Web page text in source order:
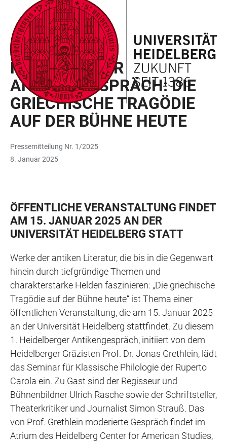
LINKS
ZUR
BARRIEREFREIHEIT
ZUM
HAUPTINHALT
HAUPTNAVIGATION
ÖFFNEN
WEBSEITENSUCHE
ÖFFNEN
VERANSTALTUNG
HEIDELBERGER
ANTIKENGESPRÄCH: DIE
GRIECHISCHE TRAGÖDIE
AUF DER BÜHNE HEUTE
Pressemitteilung Nr. 1/2025
8. Januar 2025
ÖFFENTLICHE VERANSTALTUNG FINDET
AM 15. JANUAR 2025 AN DER
UNIVERSITÄT HEIDELBERG STATT
Werke der antiken Literatur, die bis in die Gegenwart
hinein durch tiefgründige Themen und
charakterstarke Helden faszinieren: „Die griechische
Tragödie auf der Bühne heute“ ist Thema einer
öffentlichen Veranstaltung, die am 15. Januar 2025
an der Universität Heidelberg stattfindet. Zu diesem
1. Heidelberger Antikengespräch, initiiert von dem
Heidelberger Gräzisten Prof. Dr. Jonas Grethlein, lädt
das Seminar für Klassische Philologie der Ruperto
Carola ein. Zu Gast sind der Regisseur und
Bühnenbildner Ulrich Rasche sowie der Schriftsteller,
Theaterkritiker und Journalist Simon Strauß. Das
von Prof. Grethlein moderierte Gespräch findet im
Atrium des Heidelberg Center for American Studies,